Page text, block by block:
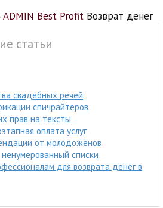
ADMIN Best Profit Возврат денег
статьи
свадебных речей
спичрайтеров
прав на тексты
оплата услуг
от молодоженов
списки
для возврата денег в